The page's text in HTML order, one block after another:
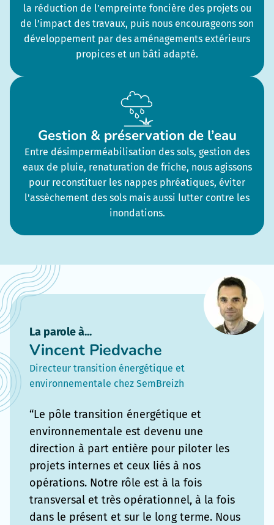
la réduction de l’empreinte foncière des projets ou
de l’impact des travaux, puis nous encourageons son
développement par des aménagements extérieurs
propices et un bâti adapté.
Gestion & préservation de l’eau
Entre désimperméabilisation des sols, gestion des
eaux de pluie, renaturation de friche, nous agissons
pour reconstituer les nappes phréatiques, éviter
l'assèchement des sols mais aussi lutter contre les
inondations.
La parole à...
Vincent Piedvache
Directeur transition énergétique et
environnementale chez SemBreizh
“Le pôle transition énergétique et
environnementale est devenu une
direction à part entière pour piloter les
projets internes et ceux liés à nos
opérations. Notre rôle est à la fois
transversal et très opérationnel, à la fois
dans le présent et sur le long terme. Nous